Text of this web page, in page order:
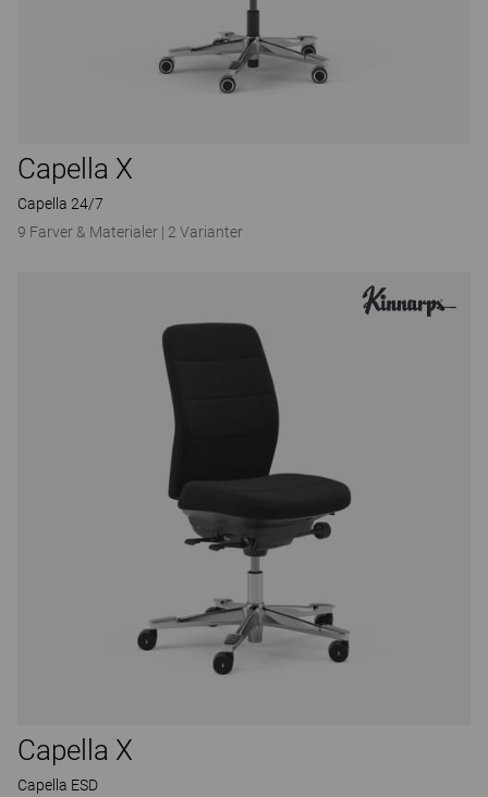
Capella X
Capella 24/7
9 Farver & Materialer | 2 Varianter
Capella X
Capella ESD